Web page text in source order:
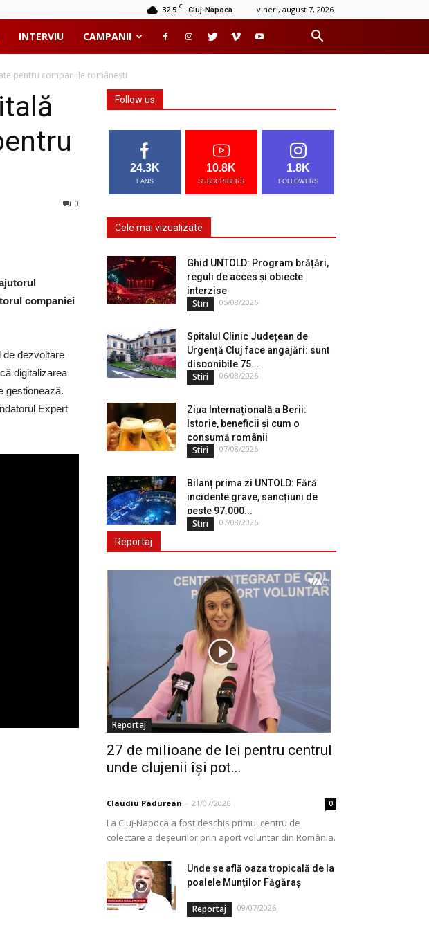
32.5 C Cluj-Napoca vineri, august 7, 2026
INTERVIU CAMPANII
pentru companiile românești
0
companiei
de dezvoltare
digitalizarea
gestionează.
Expert
Follow us
24.3K
FANS
10.8K
SUBSCRIBERS
1.8K
FOLLOWERS
Cele mai vizualizate
Ghid UNTOLD: Program brățări,
reguli de acces și obiecte
interzise
Stiri 05/08/2026
Spitalul Clinic Județean de
Urgență Cluj face angajări: sunt
disponibile 75...
Stiri 06/08/2026
Ziua Internațională a Berii:
Istorie, beneficii și cum o
consumă românii
Stiri 07/08/2026
Bilanț prima zi UNTOLD: Fără
incidente grave, sancțiuni de
peste 97.000...
Stiri 07/08/2026
Reportaj
Reportaj
27 de milioane de lei pentru centrul
unde clujenii își pot...
Claudiu Padurean - 21/07/2026 0
La Cluj-Napoca a fost deschis primul centru de
colectare a deșeurilor prin aport voluntar din România.
Unde se află oaza tropicală de la
poalele Munților Făgăraș
Reportaj 09/07/2026